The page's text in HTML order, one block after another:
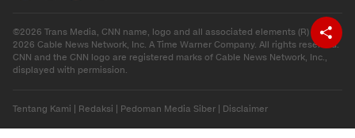
©2026 Trans Media, CNN name, logo and all associated elements (R) and ©
2026 Cable News Network, Inc. A Time Warner Company. All rights reserved.
CNN and the CNN logo are registered marks of Cable News Network, Inc.,
displayed with permission.
Tentang Kami Redaksi Pedoman Media Siber Disclaimer